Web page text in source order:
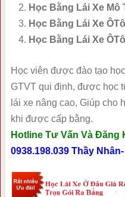
Học Bằng Lái Xe Mô
Học Bằng Lái Xe ÔTô
Học Bằng Lái Xe
Học viên được đào tạo
GTVT qui định, được học
lái xe nâng cao, Giúp cho
khi được cấp bằng.
Hotline Tư Vấn Và Đăng
0938.198.039 Thầy